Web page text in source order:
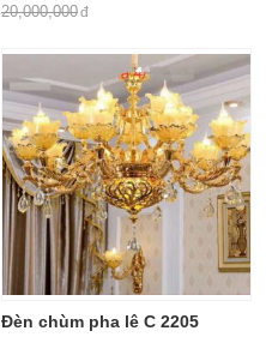
KT: Ø850 * H600
kiệm điện E27*8
Bảo hành: 2 năm
20,000,000
Đèn chùm pha lê C 2205